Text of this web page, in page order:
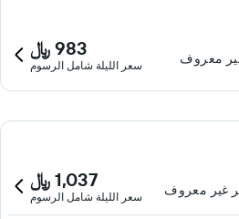
983 ﷼
سعر الليلة شامل الرسوم
1,037 ﷼
سعر الليلة شامل الرسوم